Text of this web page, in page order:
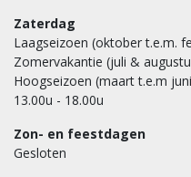
Zaterdag
Laagseizoen (oktober t.e.m.
Zomervakantie (juli &
Hoogseizoen (maart t.e.m
13.00u - 18.00u
Zon- en feestdagen
Gesloten